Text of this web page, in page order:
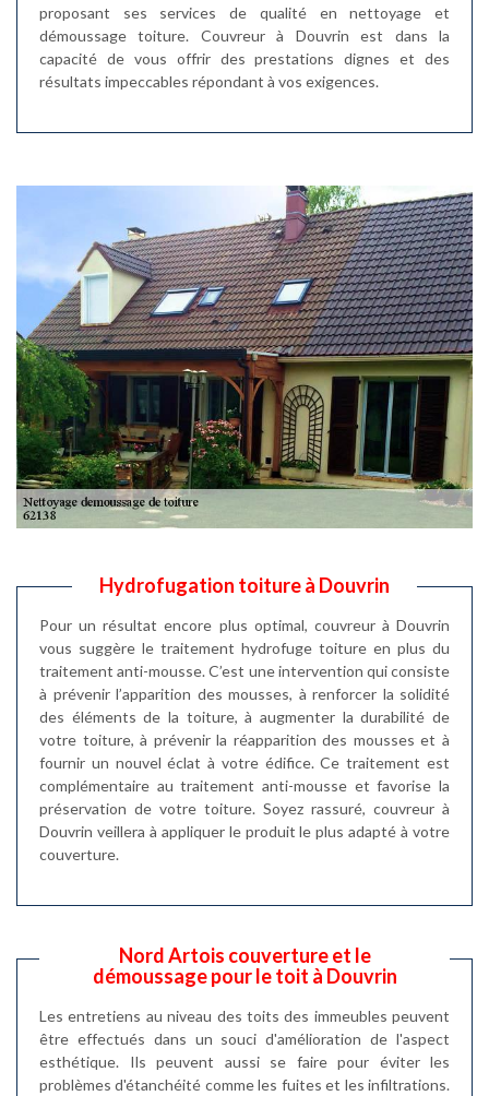
proposant ses services de qualité en nettoyage et
démoussage toiture. Couvreur à Douvrin est dans la
capacité de vous offrir des prestations dignes et des
résultats impeccables répondant à vos exigences.
Hydrofugation toiture à Douvrin
Pour un résultat encore plus optimal, couvreur à Douvrin
vous suggère le traitement hydrofuge toiture en plus du
traitement anti-mousse. C’est une intervention qui consiste
à prévenir l’apparition des mousses, à renforcer la solidité
des éléments de la toiture, à augmenter la durabilité de
votre toiture, à prévenir la réapparition des mousses et à
fournir un nouvel éclat à votre édifice. Ce traitement est
complémentaire au traitement anti-mousse et favorise la
préservation de votre toiture. Soyez rassuré, couvreur à
Douvrin veillera à appliquer le produit le plus adapté à votre
couverture.
Nord Artois couverture et le
démoussage pour le toit à Douvrin
Les entretiens au niveau des toits des immeubles peuvent
être effectués dans un souci d'amélioration de l'aspect
esthétique. Ils peuvent aussi se faire pour éviter les
problèmes d'étanchéité comme les fuites et les infiltrations.